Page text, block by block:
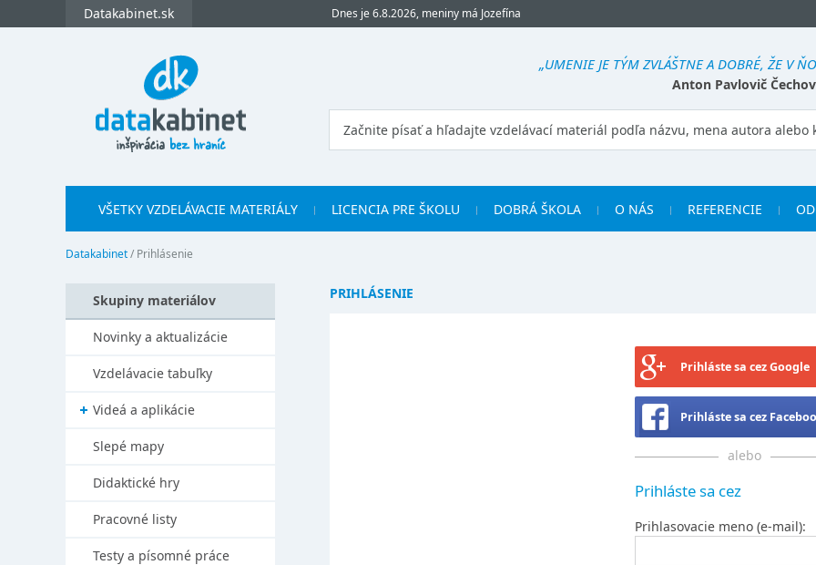
Datakabinet.sk Dnes je 6.8.2026, meniny má Jozefína
„UMENIE JE TÝM ZVLÁŠTNE A DOBRÉ, ŽE V
Anton Pavlovič Čechov
VŠETKY VZDELÁVACIE MATERIÁLY LICENCIA PRE ŠKOLU DOBRÁ ŠKOLA O NÁS REFERENCIE
Datakabinet/ Prihlásenie
PRIHLÁSENIE
Prihláste sa cez Google
Prihláste sa cez
alebo
Prihláste sa cez
Prihlasovacie meno (e-mail):
Skupiny materiálov
Novinky a aktualizácie
Vzdelávacie tabuľky
Videá a aplikácie
Slepé mapy
Didaktické hry
Pracovné listy
Testy a písomné práce